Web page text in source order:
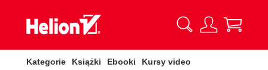
Kategorie Książki Ebooki Kursy video